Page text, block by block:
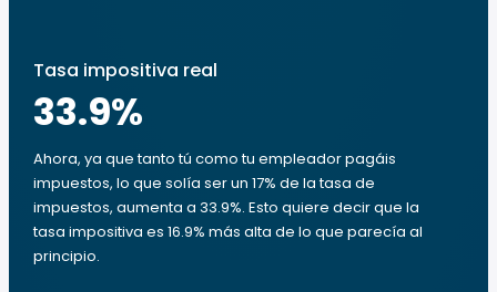
Tasa impositiva real
33.9%
Ahora, ya que tanto tú como tu empleador pagáis
impuestos, lo que solía ser un 17% de la tasa de
impuestos, aumenta a 33.9%. Esto quiere decir que la
tasa impositiva es 16.9% más alta de lo que parecía al
principio.